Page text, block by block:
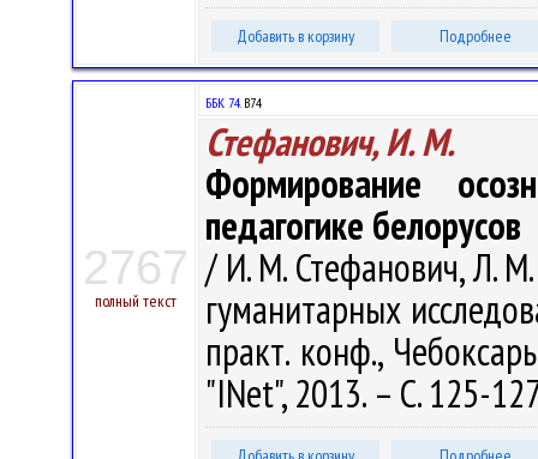
Добавить в корзину Подробнее
2767
полный текст
ББК 74.В74
Стефанович, И. М.
Формирование
педагогике белорусов
/ И. М. Стефанович, Л.
гуманитарных
практ. конф.,
"INet", 2013. – С. 125-